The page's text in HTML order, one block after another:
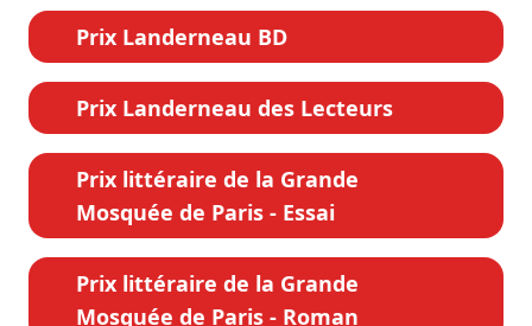
Prix Landerneau BD
Prix Landerneau des Lecteurs
Prix littéraire de la Grande
Mosquée de Paris - Essai
Prix littéraire de la Grande
Mosquée de Paris - Roman